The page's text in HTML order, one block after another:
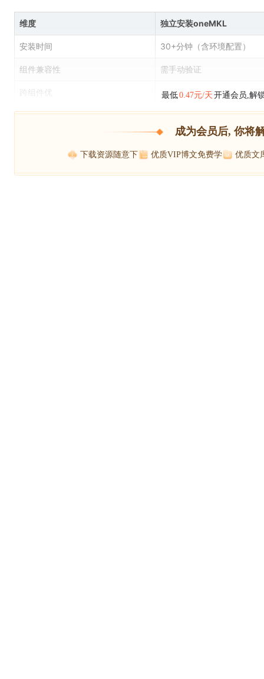
维度 独立安装oneMKL
安装时间 30+分钟（含环境配置）
组件兼容性 需手动验证
跨组件优 最低0.47元/天 开通会员,解
成为会员后, 你将
下载资源随意下 优质VIP博文免费学 优质文